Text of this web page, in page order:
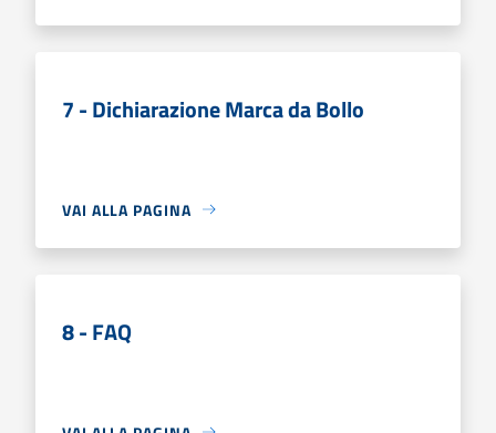
7 - Dichiarazione Marca da Bollo
VAI ALLA PAGINA
8 - FAQ